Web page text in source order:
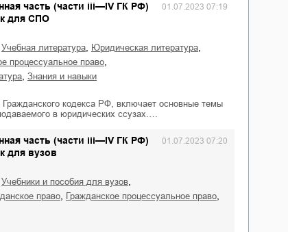
часть (части iii—IV ГК РФ)
для СПО
01.07.2023 07:19
учебная литература юридическая литература
процессуальное право
знания и навыки
Гражданского кодекса РФ, включает основные темы
в юридических ссузах.…
часть (части iii—IV ГК РФ)
для вузов
01.07.2023 07:20
учебники и пособия для вузов
право гражданское процессуальное право